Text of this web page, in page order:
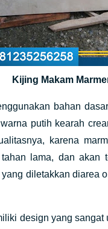
Kijing Makam
bahan
putih kearah
karena
lama, dan
diletakkan diarea
design yang